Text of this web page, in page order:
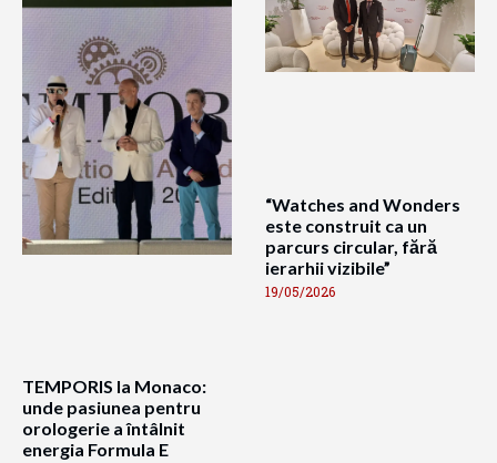
TEMPORIS la Monaco:
unde pasiunea pentru
orologerie a întâlnit
energia Formula E
“Watches and Wonders
este construit ca un
parcurs circular, fără
ierarhii vizibile”
19/05/2026